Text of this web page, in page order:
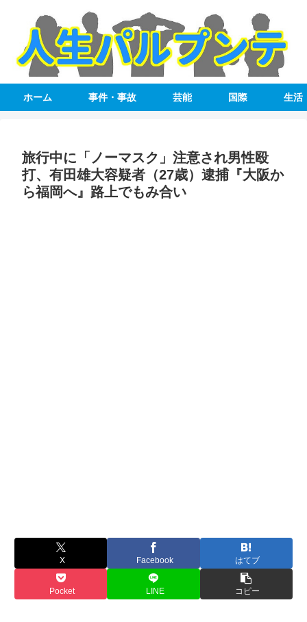
ホーム 事件・事故 芸能 国際 生活
旅行中に「ノーマスク」注意され男性殴
打、有田雄大容疑者（27歳）逮捕『大阪か
ら福岡へ』路上でもみ合い
X Facebook はてブ
Pocket LINE コピー